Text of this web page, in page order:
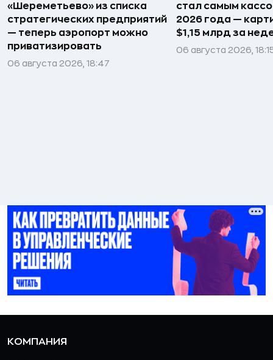
«Шереметьево» из списка
стратегических предприятий
— теперь аэропорт можно
приватизировать
06 августа 2026, 18:47
стал самым
2026 года —
$1,15 млрд за
06 августа 2026,
КОМПАНИЯ